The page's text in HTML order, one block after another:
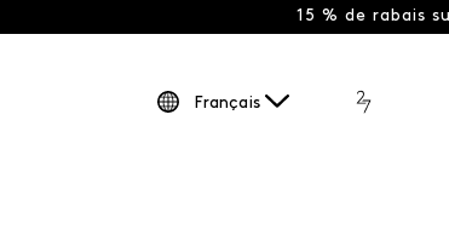
15 % de rabais
Français